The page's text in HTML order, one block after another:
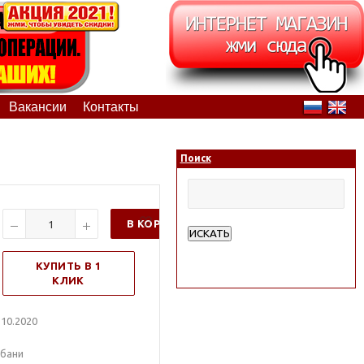
Вакансии Контакты
В КОРЗИНУ
КУПИТЬ В 1
КЛИК
Поиск
ИСКАТЬ